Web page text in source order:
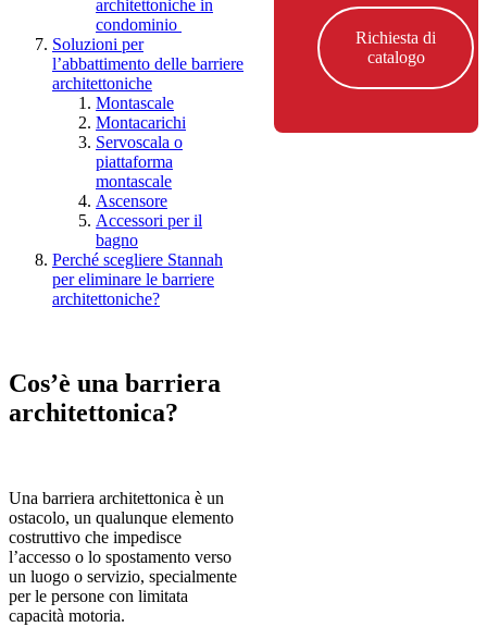
architettoniche in
condominio
Soluzioni per
l’abbattimento delle barriere
architettoniche
Montascale
Montacarichi
Servoscala o
piattaforma
montascale
Ascensore
Accessori per il
bagno
Perché scegliere Stannah
per eliminare le barriere
architettoniche?
Cos’è una barriera
architettonica?
Una barriera architettonica è un
ostacolo, un qualunque elemento
costruttivo che impedisce
l’accesso o lo spostamento verso
un luogo o servizio, specialmente
per le persone con limitata
capacità motoria.
Richiesta di
catalogo